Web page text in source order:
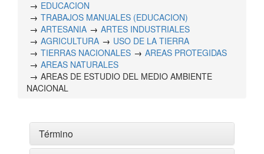
EDUCACION
TRABAJOS MANUALES (EDUCACION)
ARTESANIA
ARTES INDUSTRIALES
AGRICULTURA
USO DE LA TIERRA
TIERRAS NACIONALES
AREAS PROTEGIDAS
AREAS NATURALES
AREAS DE ESTUDIO DEL MEDIO AMBIENTE
NACIONAL
Término